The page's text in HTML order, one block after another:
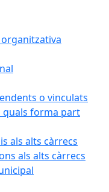
o vinculats
quals forma part
als alts càrrecs
als alts càrrecs